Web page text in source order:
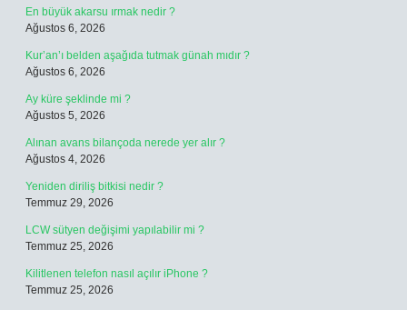
En büyük akarsu ırmak nedir ?
Ağustos 6, 2026
Kur’an’ı belden aşağıda tutmak günah mıdır ?
Ağustos 6, 2026
Ay küre şeklinde mi ?
Ağustos 5, 2026
Alınan avans bilançoda nerede yer alır ?
Ağustos 4, 2026
Yeniden diriliş bitkisi nedir ?
Temmuz 29, 2026
LCW sütyen değişimi yapılabilir mi ?
Temmuz 25, 2026
Kilitlenen telefon nasıl açılır iPhone ?
Temmuz 25, 2026